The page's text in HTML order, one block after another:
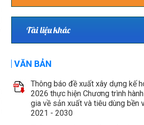
Tài liệu khác
VĂN BẢN
Thông báo đề xuất xây dựng kế
2026 thực hiện Chương trình
gia về sản xuất và tiêu dùng bền
2021 - 2030